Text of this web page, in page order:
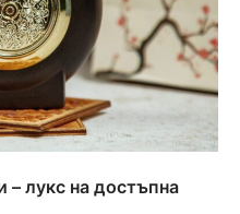
лукс на достъпна